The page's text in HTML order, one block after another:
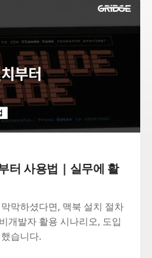
터 사용법 | 실무에 활
막하셨다면, 맥북 설치 절차
개발자 활용 시나리오, 도입
습니다.